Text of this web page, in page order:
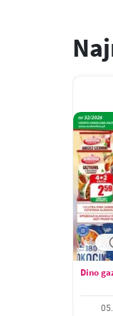
Dino